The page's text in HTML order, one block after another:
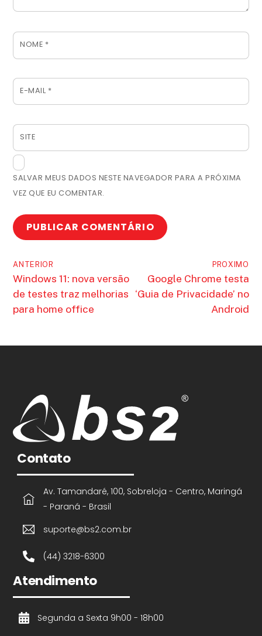
NOME *
E-MAIL *
SITE
SALVAR MEUS DADOS NESTE NAVEGADOR PARA A PRÓXIMA
VEZ QUE EU COMENTAR.
ANTERIOR
Windows 11: nova versão
de testes traz melhorias
para home office
PROXIMO
Google Chrome testa
‘Guia de Privacidade’ no
Android
Contato
Av. Tamandaré, 100, Sobreloja - Centro, Maringá
- Paraná - Brasil
suporte@bs2.com.br
(44) 3218-6300
Atendimento
Segunda a Sexta 9h00 - 18h00